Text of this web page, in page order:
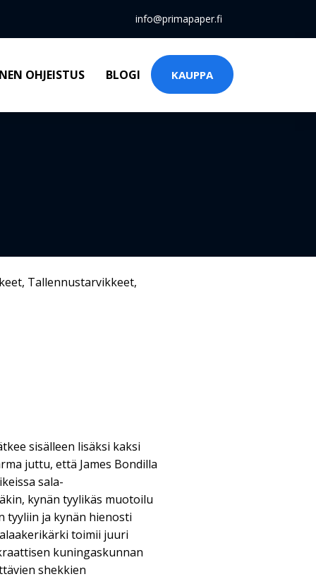
info@primapaper.fi
OHJEISTUS BLOGI KAUPPA
, Tallennustarvikkeet,
sisälleen lisäksi kaksi
juttu, että James Bondilla
sala-
kynän tyylikäs muotoilu
tyyliin ja kynän hienosti
toimii juuri
kuningaskunnan
shekkien